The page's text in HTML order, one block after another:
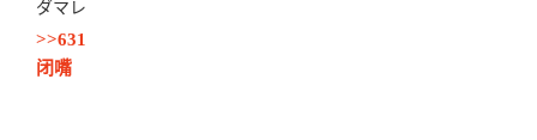
ダマレ
>>631
闭嘴